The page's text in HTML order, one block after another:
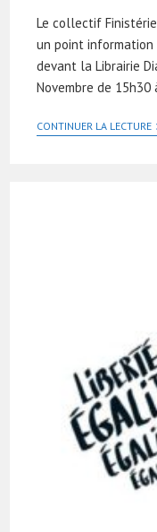
Le collectif
un point
devant la Librairie
Novembre de 15h30
CONTINUER LA LECTURE